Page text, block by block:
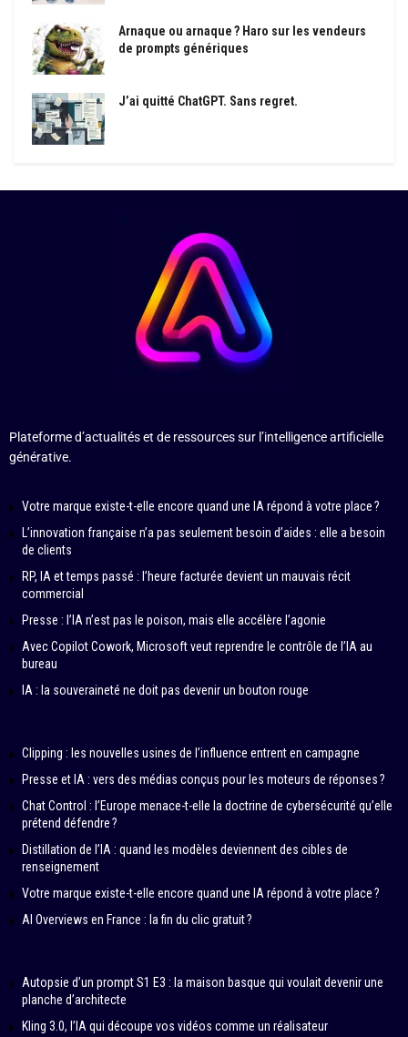
Arnaque ou arnaque ? Haro sur les vendeurs
de prompts génériques
J’ai quitté ChatGPT. Sans regret.
Plateforme d’actualités et de ressources sur l’intelligence artificielle
générative.
Votre marque existe-t-elle encore quand une IA répond à votre place ?
L’innovation française n’a pas seulement besoin d’aides : elle a besoin
de clients
RP, IA et temps passé : l’heure facturée devient un mauvais récit
commercial
Presse : l’IA n’est pas le poison, mais elle accélère l’agonie
Avec Copilot Cowork, Microsoft veut reprendre le contrôle de l’IA au
bureau
IA : la souveraineté ne doit pas devenir un bouton rouge
Clipping : les nouvelles usines de l’influence entrent en campagne
Presse et IA : vers des médias conçus pour les moteurs de réponses ?
Chat Control : l’Europe menace-t-elle la doctrine de cybersécurité qu’elle
prétend défendre ?
Distillation de l’IA : quand les modèles deviennent des cibles de
renseignement
Votre marque existe-t-elle encore quand une IA répond à votre place ?
AI Overviews en France : la fin du clic gratuit ?
Autopsie d’un prompt S1 E3 : la maison basque qui voulait devenir une
planche d’architecte
Kling 3.0, l’IA qui découpe vos vidéos comme un réalisateur